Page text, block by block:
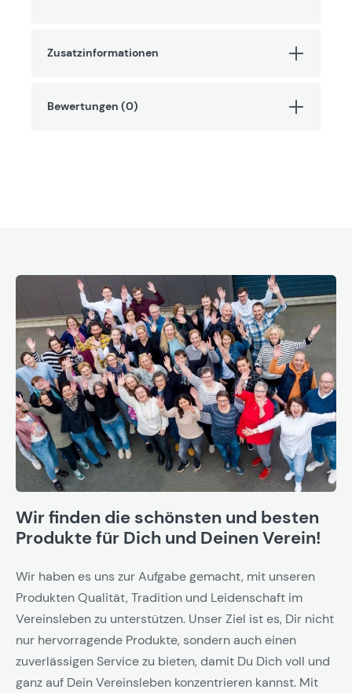
Zusatzinformationen
Bewertungen (0)
Wir finden die schönsten und besten
Produkte für Dich und Deinen Verein!
Wir haben es uns zur Aufgabe gemacht, mit unseren
Produkten Qualität, Tradition und Leidenschaft im
Vereinsleben zu unterstützen. Unser Ziel ist es, Dir nicht
nur hervorragende Produkte, sondern auch einen
zuverlässigen Service zu bieten, damit Du Dich voll und
ganz auf Dein Vereinsleben konzentrieren kannst. Mit